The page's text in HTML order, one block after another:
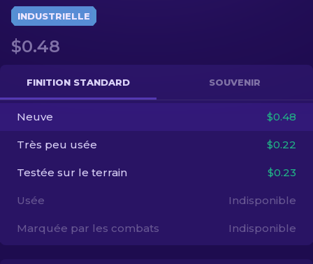
Gants
Autre
FR
INDUSTRIELLE
$0.48
FINITION STANDARD SOUVENIR
Neuve $0.48
Très peu usée $0.22
Testée sur le terrain $0.23
Usée Indisponible
Marquée par les combats Indisponible